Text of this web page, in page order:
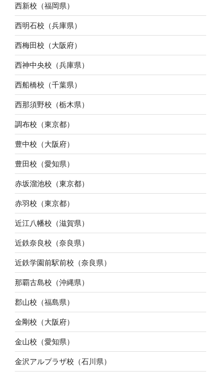
西新校（福岡県）
西明石校（兵庫県）
西梅田校（大阪府）
西神中央校（兵庫県）
西船橋校（千葉県）
西那須野校（栃木県）
調布校（東京都）
豊中校（大阪府）
豊田校（愛知県）
赤坂溜池校（東京都）
赤羽校（東京都）
近江八幡校（滋賀県）
近鉄奈良校（奈良県）
近鉄学園前駅前校（奈良県）
那覇古島校（沖縄県）
郡山校（福島県）
金剛校（大阪府）
金山校（愛知県）
金沢アルプラザ校（石川県）